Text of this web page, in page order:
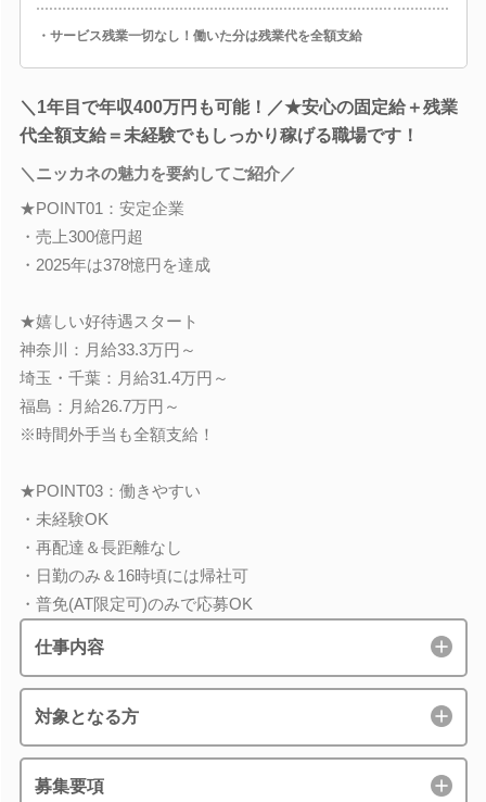
・サービス残業一切なし！働いた分は残業代を全額支給
＼1年目で年収400万円も可能！／★安心の固定給＋残業
代全額支給＝未経験でもしっかり稼げる職場です！
＼ニッカネの魅力を要約してご紹介／
★POINT01：安定企業
・売上300億円超
・2025年は378憶円を達成
★嬉しい好待遇スタート
神奈川：月給33.3万円～
埼玉・千葉：月給31.4万円～
福島：月給26.7万円～
※時間外手当も全額支給！
★POINT03：働きやすい
・未経験OK
・再配達＆長距離なし
・日勤のみ＆16時頃には帰社可
・普免(AT限定可)のみで応募OK
仕事内容
対象となる方
募集要項